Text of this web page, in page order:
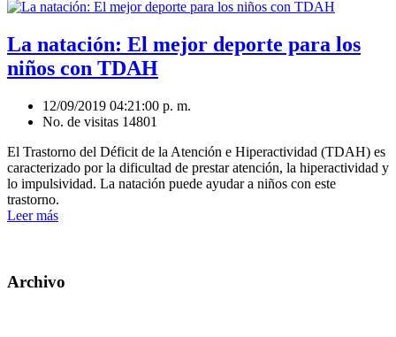
La natación: El mejor deporte para los
niños con TDAH
12/09/2019 04:21:00 p. m.
No. de visitas 14801
El Trastorno del Déficit de la Atención e Hiperactividad (TDAH) es
caracterizado por la dificultad de prestar atención, la hiperactividad y
lo impulsividad. La natación puede ayudar a niños con este
trastorno.
Leer más
Archivo